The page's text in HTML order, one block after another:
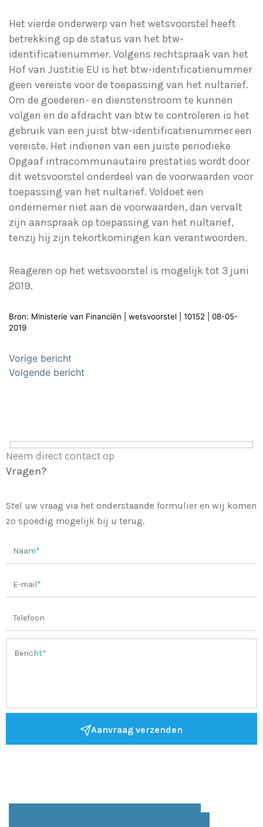
Het vierde onderwerp van het wetsvoorstel heeft
betrekking op de status van het btw-
identificatienummer. Volgens rechtspraak van het
Hof van Justitie EU is het btw-identificatienummer
geen vereiste voor de toepassing van het nultarief.
Om de goederen- en dienstenstroom te kunnen
volgen en de afdracht van btw te controleren is het
gebruik van een juist btw-identificatienummer een
vereiste. Het indienen van een juiste periodieke
Opgaaf intracommunautaire prestaties wordt door
dit wetsvoorstel onderdeel van de voorwaarden voor
toepassing van het nultarief. Voldoet een
ondernemer niet aan de voorwaarden, dan vervalt
zijn aanspraak op toepassing van het nultarief,
tenzij hij zijn tekortkomingen kan verantwoorden.
Reageren op het wetsvoorstel is mogelijk tot 3 juni
2019.
Bron: Ministerie van Financiën | wetsvoorstel | 10152 | 08-05-
2019
Bericht
navigatie
Vorige bericht
Volgende bericht
Neem direct contact op
Vragen?
Stel uw vraag via het onderstaande formulier en wij komen
zo spoedig mogelijk bij u terug.
Aanvraag verzenden